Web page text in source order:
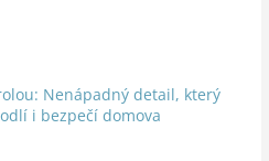
Nenápadný detail, který
i bezpečí domova